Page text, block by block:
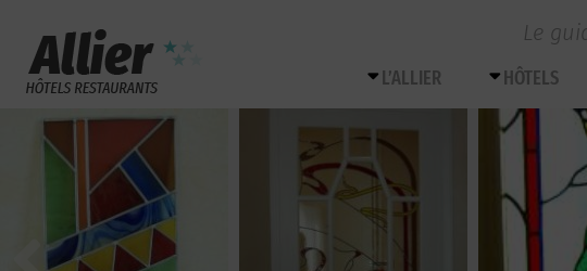
Le
L’ALLIER HÔTELS